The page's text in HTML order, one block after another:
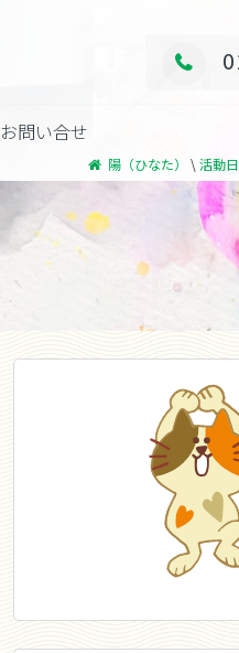
お問い合せ
陽（ひなた） \ 活動